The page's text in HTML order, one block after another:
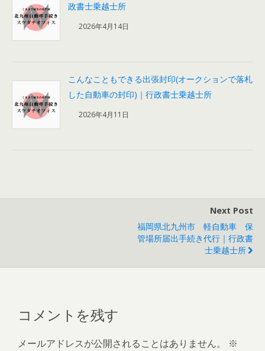
政書士乗越士所
2026年4月14日
こんなこともできる出張封印(オークションで落札
した自動車の封印)｜行政書士乗越士所
2026年4月11日
Next Post
福岡県北九州市 軽自動車 保
管場所届出手続き代行｜行政書
士乗越士所
コメントを残す
メールアドレスが公開されることはありません。
※